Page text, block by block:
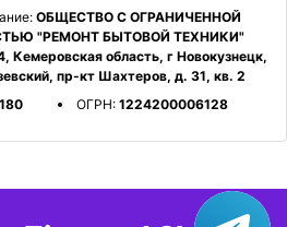
ОБЩЕСТВО С ОГРАНИЧЕННОЙ
"РЕМОНТ БЫТОВОЙ ТЕХНИКИ"
Кемеровская область, г Новокузнецк,
пр-кт Шахтеров, д. 31, кв. 2
ОГРН: 1224200006128